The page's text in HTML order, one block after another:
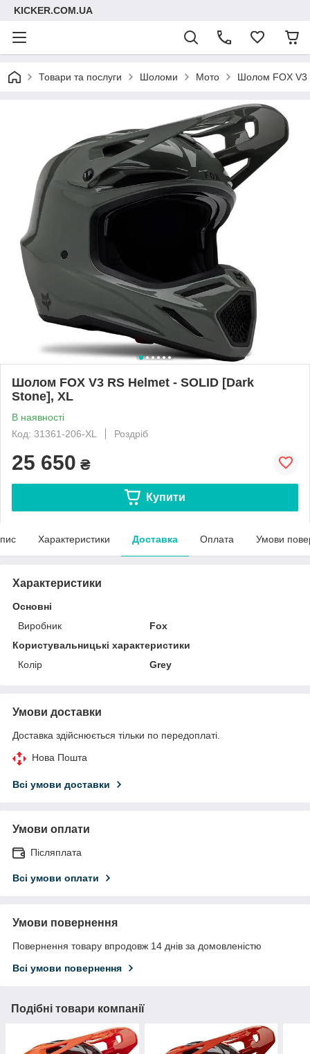
KICKER.COM.UA
Товари та послуги Шоломи Мото Шолом FOX V3
Шолом FOX V3 RS Helmet - SOLID [Dark
Stone], XL
В наявності
Код: 31361-206-XL
Роздріб
25 650 ₴
Купити
Характеристики Доставка Оплата Умови
Характеристики
Основні
Виробник
Fox
Користувальницькі характеристики
Колір
Grey
Умови доставки
Доставка здійснюється тільки по передоплаті.
Нова Пошта
Всі умови доставки
Умови оплати
Післяплата
Всі умови оплати
Умови повернення
Повернення товару впродовж 14 днів за домовленістю
Всі умови повернення
Подібні товари компанії